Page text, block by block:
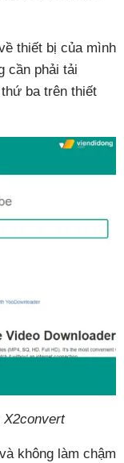
thiết bị của mình
cần phải tải
ba trên thiết
X2convert
không làm chậm